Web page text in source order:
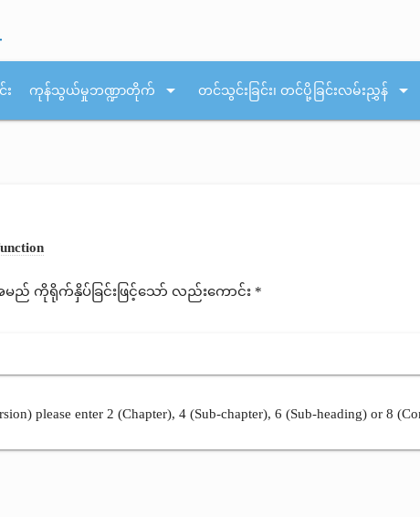
း ကုန်သွယ်မှုဘဏ္ဍာတိုက် arrow_drop_down တင်သွင်းခြင်း၊ တင်ပို့ခြင်းလမ်းညွှန် arrow_drop_down
ည် ကိုရိုက်နှိပ်ခြင်းဖြင့်သော် လည်းကောင်း *
please enter 2 (Chapter), 4 (Sub-chapter), 6 (Sub-heading) or 8